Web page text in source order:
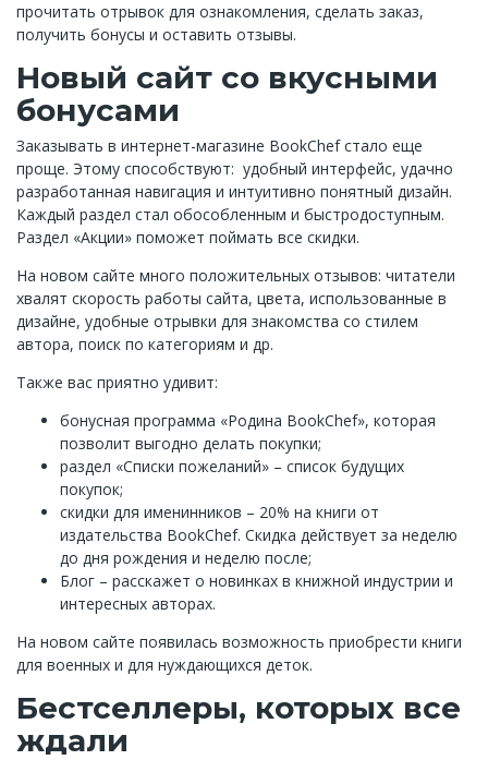
прочитать отрывок для ознакомления, сделать заказ,
получить бонусы и оставить отзывы.
Новый сайт со вкусными
бонусами
Заказывать в интернет-магазине BookChef стало еще
проще. Этому способствуют: удобный интерфейс, удачно
разработанная навигация и интуитивно понятный дизайн.
Каждый раздел стал обособленным и быстродоступным.
Раздел «Акции» поможет поймать все скидки.
На новом сайте много положительных отзывов: читатели
хвалят скорость работы сайта, цвета, использованные в
дизайне, удобные отрывки для знакомства со стилем
автора, поиск по категориям и др.
Также вас приятно удивит:
бонусная программа «Родина BookChef», которая
позволит выгодно делать покупки;
раздел «Списки пожеланий» – список будущих
покупок;
скидки для именинников – 20% на книги от
издательства BookChef. Скидка действует за неделю
до дня рождения и неделю после;
Блог – расскажет о новинках в книжной индустрии и
интересных авторах.
На новом сайте появилась возможность приобрести книги
для военных и для нуждающихся деток.
Бестселлеры, которых все
ждали